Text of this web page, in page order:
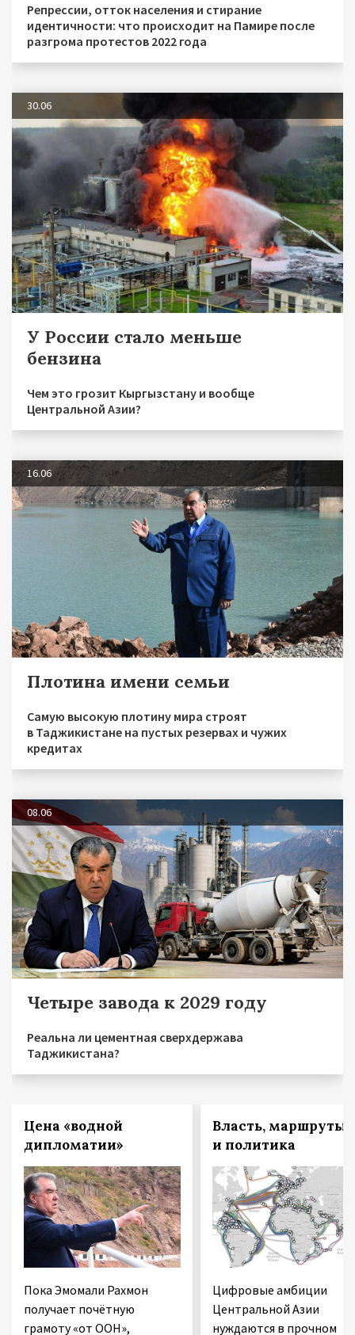
Репрессии, отток населения и стирание
идентичности: что происходит на Памире после
разгрома протестов 2022 года
30.06
У России стало меньше
бензина
Чем это грозит Кыргызстану и вообще
Центральной Азии?
16.06
Плотина имени семьи
Самую высокую плотину мира строят
в Таджикистане на пустых резервах и чужих
кредитах
08.06
Четыре завода к 2029 году
Реальна ли цементная сверхдержава
Таджикистана?
Цена «водной
дипломатии»
Пока Эмомали Рахмон
получает почётную
грамоту «от ООН»,
Власть, маршруты
и политика
Цифровые амбиции
Центральной Азии
нуждаются в прочном